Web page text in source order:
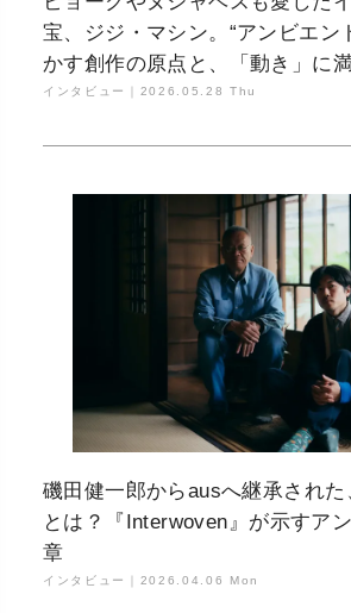
宝、ジジ・マシン。“アンビエン
かす創作の原点と、「動き」に
背景
インタビュー｜ 2026.05.28 Thu
磯田健一郎からausへ継承され
とは？『Interwoven』が示すア
章
インタビュー｜ 2026.04.06 Mon